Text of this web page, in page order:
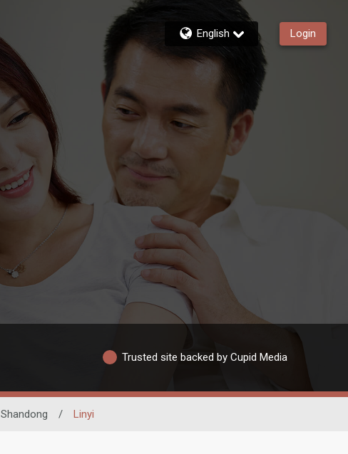
English Login
Trusted site backed by Cupid Media
Shandong / Linyi